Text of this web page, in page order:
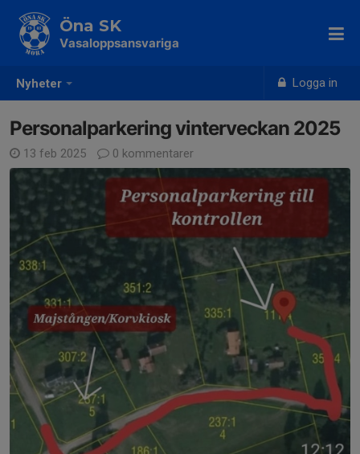
Nyheter Logga in
Öna SK
Vasaloppsansvariga
Personalparkering vinterveckan 2025
13 feb 2025 0 kommentarer